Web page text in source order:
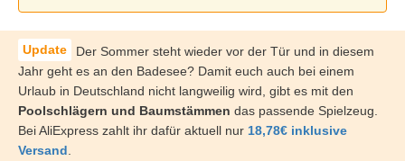
Der Sommer steht wieder vor der Tür und in diesem
Jahr geht es an den Badesee? Damit euch auch bei einem
Urlaub in Deutschland nicht langweilig wird, gibt es mit den
Poolschlägern und Baumstämmen das passende Spielzeug.
Bei AliExpress zahlt ihr dafür aktuell nur 18,78€ inklusive
Versand